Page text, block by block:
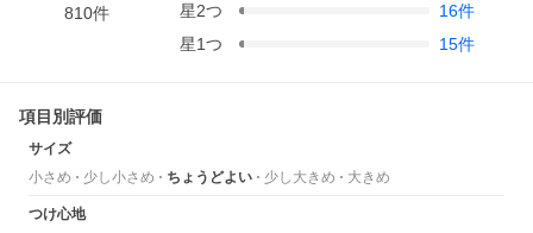
810件
星2つ 16件
星1つ 15件
項目別評価
サイズ
小さめ
少し小さめ ちょうどよい 少し大きめ 大きめ
つけ心地